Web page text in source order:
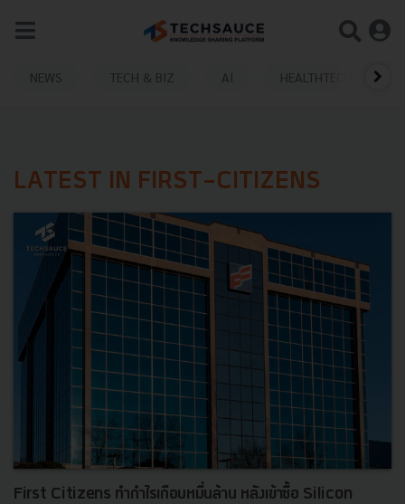
NEWS TECH & BIZ AI HEALTHTECH
LATEST IN FIRST-CITIZENS
First Citizens ทำกำไรเกือบหมื่นล้าน หลังเข้าซื้อ Silicon